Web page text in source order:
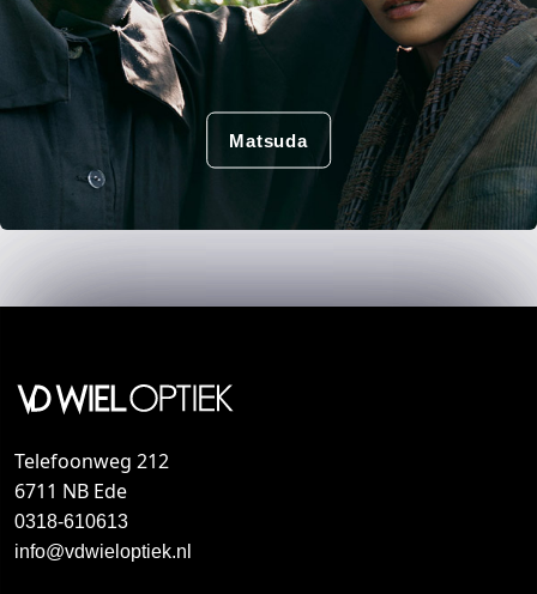
Matsuda
Telefoonweg 212
6711 NB Ede
0318-610613
info@vdwieloptiek.nl